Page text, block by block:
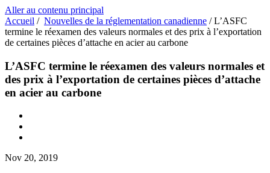
Aller au contenu principal
Accueil / Nouvelles de la réglementation canadienne /L’ASFC
termine le réexamen des valeurs normales et des prix à l’exportation
de certaines pièces d’attache en acier au carbone
L’ASFC termine le réexamen des valeurs normales et
des prix à l’exportation de certaines pièces d’attache
en acier au carbone
Nov 20, 2019